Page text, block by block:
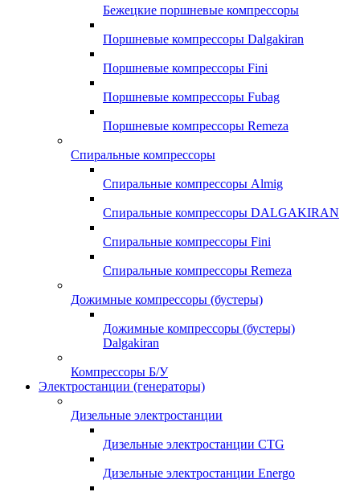
Бежецкие поршневые компрессоры
Поршневые компрессоры Dalgakiran
Поршневые компрессоры Fini
Поршневые компрессоры Fubag
Поршневые компрессоры Remeza
Спиральные компрессоры
Спиральные компрессоры Almig
Спиральные компрессоры DALGAKIRAN
Спиральные компрессоры Fini
Спиральные компрессоры Remeza
Дожимные компрессоры (бустеры)
Дожимные компрессоры (бустеры)
Dalgakiran
Компрессоры Б/У
Электростанции (генераторы)
Дизельные электростанции
Дизельные электростанции CTG
Дизельные электростанции Energo